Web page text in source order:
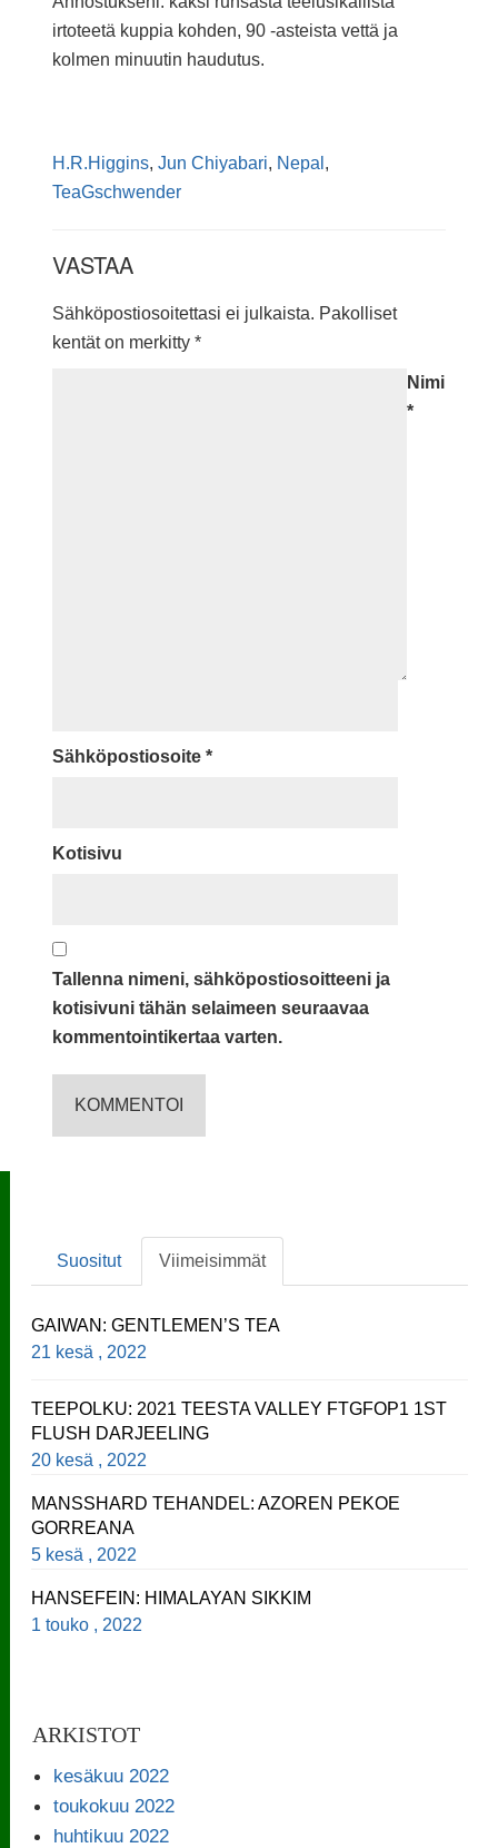
irtoteetä kuppia kohden, 90 -asteista vettä ja
kolmen minuutin haudutus.
H.R.Higgins, Jun Chiyabari, Nepal ,
TeaGschwender
VASTAA
Sähköpostiosoitettasi ei julkaista. Pakolliset
kentät on merkitty *
Nimi
*
Sähköpostiosoite *
Kotisivu
Tallenna nimeni, sähköpostiosoitteeni ja
kotisivuni tähän selaimeen seuraavaa
kommentointikertaa varten.
Suositut Viimeisimmät
GAIWAN: GENTLEMEN’S TEA
21 kesä , 2022
TEEPOLKU: 2021 TEESTA VALLEY FTGFOP1 1ST
FLUSH DARJEELING
20 kesä , 2022
MANSSHARD TEHANDEL: AZOREN PEKOE
GORREANA
5 kesä , 2022
HANSEFEIN: HIMALAYAN SIKKIM
1 touko , 2022
ARKISTOT
kesäkuu 2022
toukokuu 2022
huhtikuu 2022